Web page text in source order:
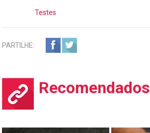
Testes
PARTILHE:
Recomendados